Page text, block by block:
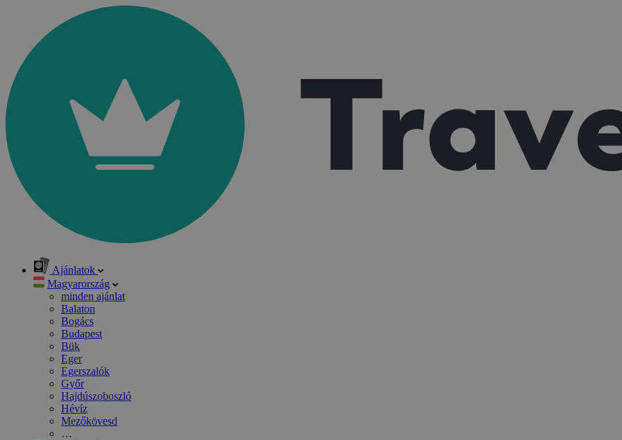
Ajánlatok
Magyarország
minden ajánlat
Balaton
Bogács
Budapest
Bük
Eger
Egerszalók
Győr
Hajdúszoboszló
Hévíz
Mezőkövesd
…